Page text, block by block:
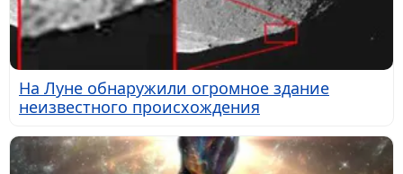
На Луне обнаружили огромное здание
неизвестного происхождения